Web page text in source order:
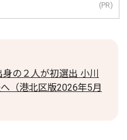
(PR)
の２人が初選出 小川
（港北区版2026年5月